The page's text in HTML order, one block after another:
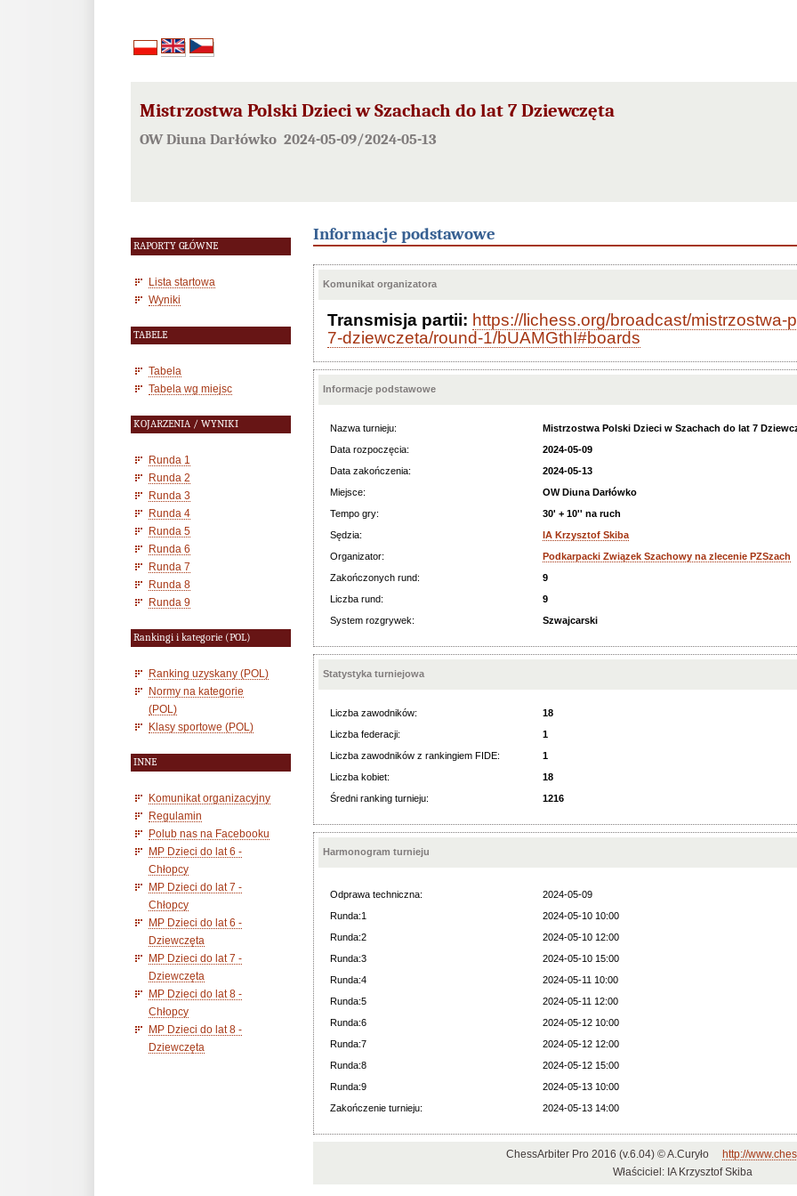
Mistrzostwa Polski Dzieci w Szachach do lat 7 Dziewczęta
OW Diuna Darłówko 2024-05-09/2024-05-13
RAPORTY GŁÓWNE
Lista startowa
Wyniki
TABELE
Tabela
Tabela wg miejsc
KOJARZENIA / WYNIKI
Runda 1
Runda 2
Runda 3
Runda 4
Runda 5
Runda 6
Runda 7
Runda 8
Runda 9
Rankingi i kategorie (POL)
Ranking uzyskany (POL)
Normy na kategorie
(POL)
Klasy sportowe (POL)
INNE
Komunikat organizacyjny
Regulamin
Polub nas na Facebooku
MP Dzieci do lat 6 -
Chłopcy
MP Dzieci do lat 7 -
Chłopcy
MP Dzieci do lat 6 -
Dziewczęta
MP Dzieci do lat 7 -
Dziewczęta
MP Dzieci do lat 8 -
Chłopcy
MP Dzieci do lat 8 -
Dziewczęta
Informacje podstawowe
Komunikat organizatora
Transmisja partii: https://lichess.org/broadcast/
7-dziewczeta/round-1/bUAMGthI#boards
Informacje podstawowe
Nazwa turnieju:
Mistrzostwa Polski Dzieci w Szachach do lat 7
Data rozpoczęcia:
2024-05-09
Data zakończenia:
2024-05-13
Miejsce:
OW Diuna Darłówko
Tempo gry:
30' + 10'' na ruch
Sędzia:
IA Krzysztof Skiba
Organizator:
Podkarpacki Związek Szachowy na zlecenie PZSzach
Zakończonych rund:
9
Liczba rund:
9
System rozgrywek:
Szwajcarski
Statystyka turniejowa
Liczba zawodników:
18
Liczba federacji:
1
Liczba zawodników z rankingiem FIDE:
1
Liczba kobiet:
18
Średni ranking turnieju:
1216
Harmonogram turnieju
Odprawa techniczna:
2024-05-09
Runda:1
2024-05-10 10:00
Runda:2
2024-05-10 12:00
Runda:3
2024-05-10 15:00
Runda:4
2024-05-11 10:00
Runda:5
2024-05-11 12:00
Runda:6
2024-05-12 10:00
Runda:7
2024-05-12 12:00
Runda:8
2024-05-12 15:00
Runda:9
2024-05-13 10:00
Zakończenie turnieju:
2024-05-13 14:00
ChessArbiter Pro 2016 (v.6.04) © A.Curyło
http://
Właściciel: IA Krzysztof Skiba